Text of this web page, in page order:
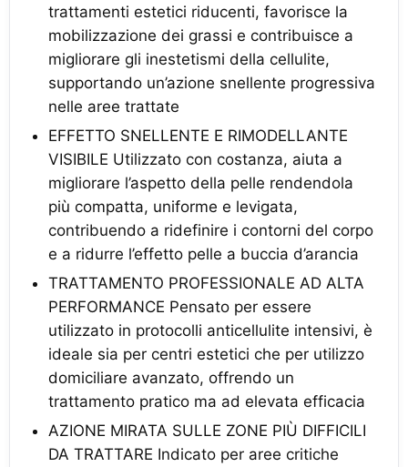
trattamenti estetici riducenti, favorisce la
mobilizzazione dei grassi e contribuisce a
migliorare gli inestetismi della cellulite,
supportando un’azione snellente progressiva
nelle aree trattate
EFFETTO SNELLENTE E RIMODELLANTE
VISIBILE Utilizzato con costanza, aiuta a
migliorare l’aspetto della pelle rendendola
più compatta, uniforme e levigata,
contribuendo a ridefinire i contorni del corpo
e a ridurre l’effetto pelle a buccia d’arancia
TRATTAMENTO PROFESSIONALE AD ALTA
PERFORMANCE Pensato per essere
utilizzato in protocolli anticellulite intensivi, è
ideale sia per centri estetici che per utilizzo
domiciliare avanzato, offrendo un
trattamento pratico ma ad elevata efficacia
AZIONE MIRATA SULLE ZONE PIÙ DIFFICILI
DA TRATTARE Indicato per aree critiche